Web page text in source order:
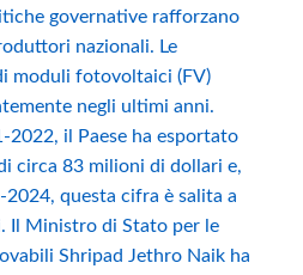
governative rafforzano
nazionali. Le
moduli fotovoltaici (FV)
negli ultimi anni.
2022, il Paese ha esportato
circa 83 milioni di dollari e,
questa cifra è salita a
Il Ministro di Stato per le
Shripad Jethro Naik ha